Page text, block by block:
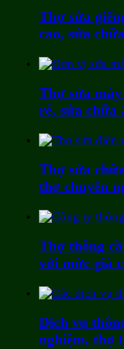
Thợ sửa
cao, sửa
Thợ sửa
rẻ, sửa chữa
Thợ sửa
thợ chuyên
Thợ thông
với mức giá
Dịch vụ
nghiệm, thợ